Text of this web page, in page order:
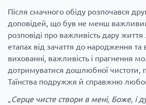
Після смачного обіду розпочався
доповідей, що був не менш
розповіді про важливість дару
етапах від зачаття до народження
вихованні, важливість і прагнення
дотримуватися дошлюбної чистоти,
Таїнства подружжя й справжню
„Серце чисте створи в мені, Боже, і